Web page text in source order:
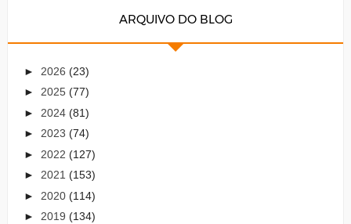
ARQUIVO DO BLOG
► 2026 (23)
► 2025 (77)
► 2024 (81)
► 2023 (74)
► 2022 (127)
► 2021 (153)
► 2020 (114)
► 2019 (134)